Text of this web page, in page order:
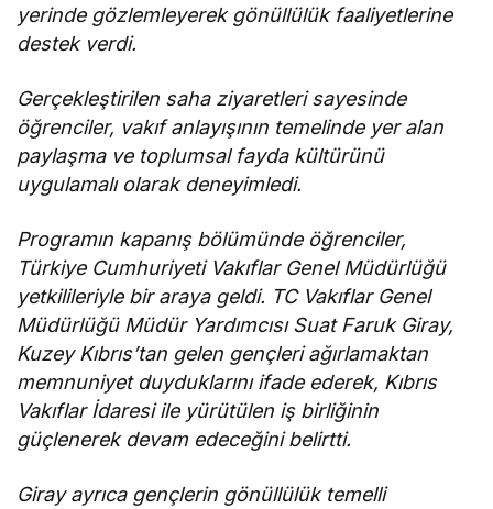
yerinde gözlemleyerek gönüllülük faaliyetlerine
destek verdi.
Gerçekleştirilen saha ziyaretleri sayesinde
öğrenciler, vakıf anlayışının temelinde yer alan
paylaşma ve toplumsal fayda kültürünü
uygulamalı olarak deneyimledi.
Programın kapanış bölümünde öğrenciler,
Türkiye Cumhuriyeti Vakıflar Genel Müdürlüğü
yetkilileriyle bir araya geldi. TC Vakıflar Genel
Müdürlüğü Müdür Yardımcısı Suat Faruk Giray,
Kuzey Kıbrıs’tan gelen gençleri ağırlamaktan
memnuniyet duyduklarını ifade ederek, Kıbrıs
Vakıflar İdaresi ile yürütülen iş birliğinin
güçlenerek devam edeceğini belirtti.
Giray ayrıca gençlerin gönüllülük temelli